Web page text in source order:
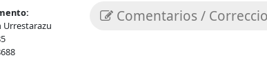
Urrestarazu
Comentarios /